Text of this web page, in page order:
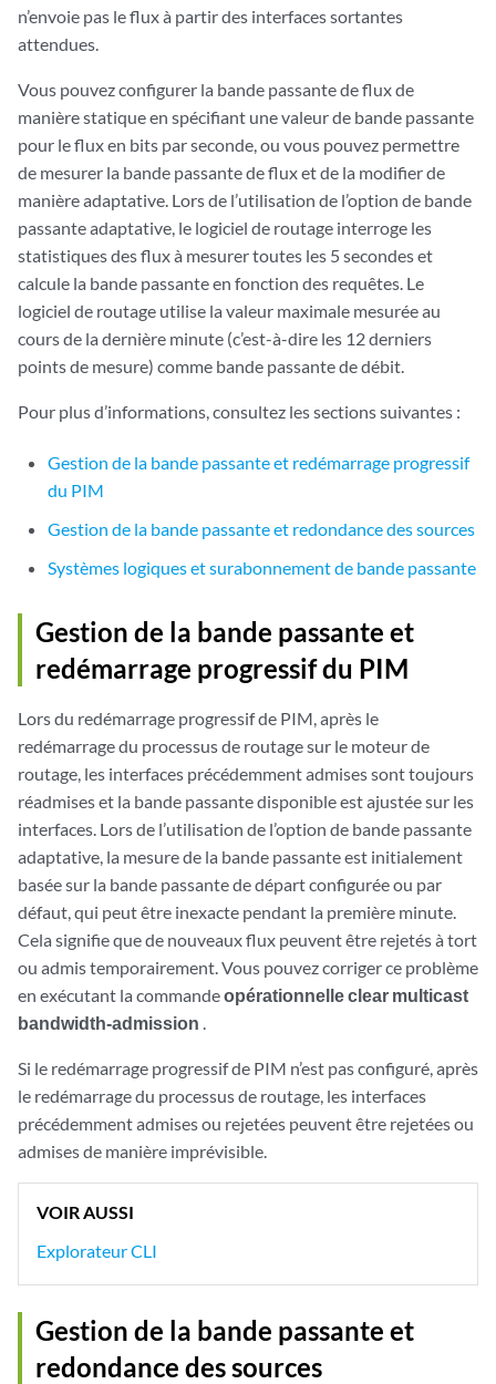
n’envoie pas le flux à partir des interfaces sortantes
attendues.
Vous pouvez configurer la bande passante de flux de
manière statique en spécifiant une valeur de bande passante
pour le flux en bits par seconde, ou vous pouvez permettre
de mesurer la bande passante de flux et de la modifier de
manière adaptative. Lors de l’utilisation de l’option de bande
passante adaptative, le logiciel de routage interroge les
statistiques des flux à mesurer toutes les 5 secondes et
calcule la bande passante en fonction des requêtes. Le
logiciel de routage utilise la valeur maximale mesurée au
cours de la dernière minute (c’est-à-dire les 12 derniers
points de mesure) comme bande passante de débit.
Pour plus d’informations, consultez les sections suivantes :
Gestion de la bande passante et redémarrage progressif
du PIM
Gestion de la bande passante et redondance des sources
Systèmes logiques et surabonnement de bande passante
Gestion de la bande passante et
redémarrage progressif du PIM
Lors du redémarrage progressif de PIM, après le
redémarrage du processus de routage sur le moteur de
routage, les interfaces précédemment admises sont toujours
réadmises et la bande passante disponible est ajustée sur les
interfaces. Lors de l’utilisation de l’option de bande passante
adaptative, la mesure de la bande passante est initialement
basée sur la bande passante de départ configurée ou par
défaut, qui peut être inexacte pendant la première minute.
Cela signifie que de nouveaux flux peuvent être rejetés à tort
ou admis temporairement. Vous pouvez corriger ce problème
en exécutant la commandeopérationnelle clear multicast
bandwidth-admission .
Si le redémarrage progressif de PIM n’est pas configuré, après
le redémarrage du processus de routage, les interfaces
précédemment admises ou rejetées peuvent être rejetées ou
admises de manière imprévisible.
VOIR AUSSI
Explorateur CLI
Gestion de la bande passante et
redondance des sources